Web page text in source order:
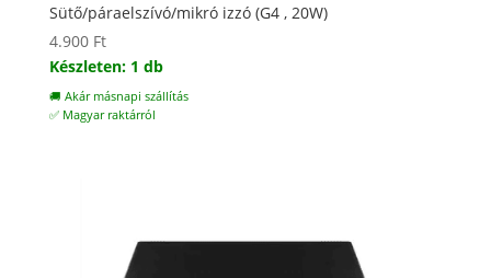
Sütő/páraelszívó/mikró izzó (G4 , 20W)
4.900 Ft
Készleten: 1 db
🚚 Akár másnapi szállítás
✅ Magyar raktárról